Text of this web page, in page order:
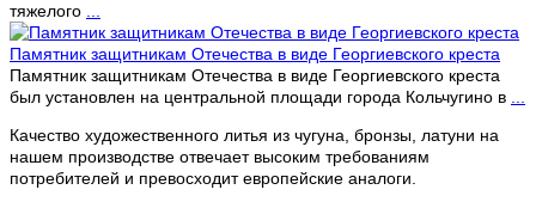
тяжелого
Памятник защитникам Отечества в виде Георгиевского креста
Памятник защитникам Отечества в виде Георгиевского креста
был установлен на центральной площади города Кольчугино в
Качество художественного литья из чугуна, бронзы, латуни на
нашем производстве отвечает высоким требованиям
потребителей и превосходит европейские аналоги.